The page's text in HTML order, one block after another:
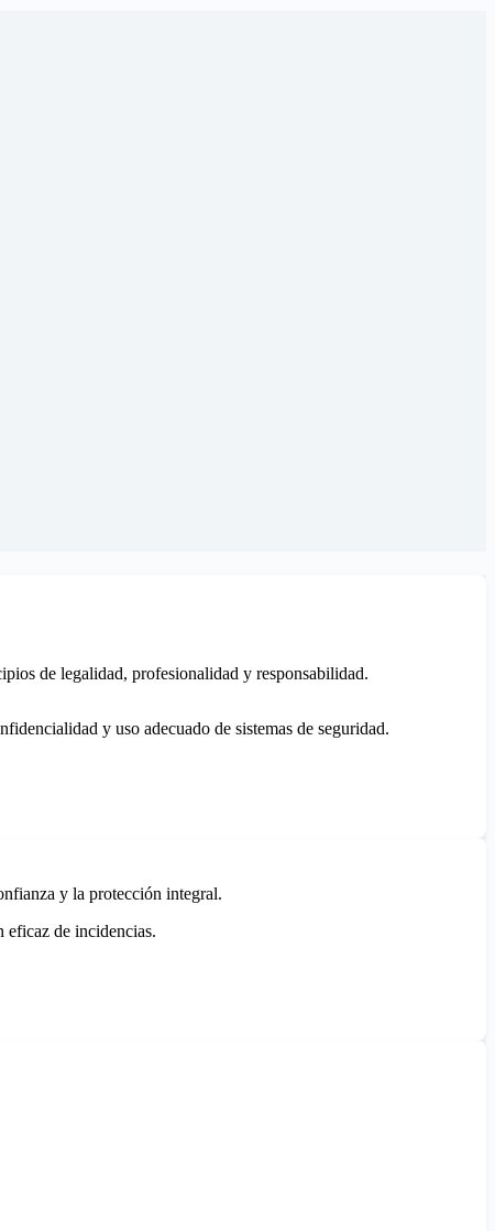
de legalidad, profesionalidad y responsabilidad.
y uso adecuado de sistemas de seguridad.
y la protección integral.
eficaz de incidencias.